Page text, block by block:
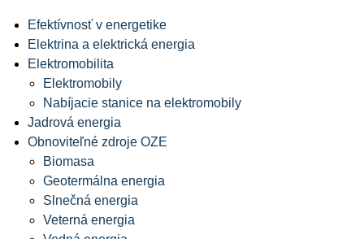
Efektívnosť v energetike
Elektrina a elektrická energia
Elektromobilita
Elektromobily
Nabíjacie stanice na elektromobily
Jadrová energia
Obnoviteľné zdroje OZE
Biomasa
Geotermálna energia
Slnečná energia
Veterná energia